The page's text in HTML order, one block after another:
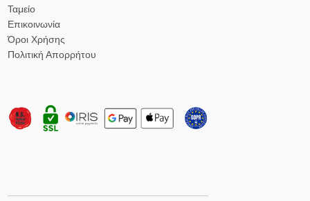
Ταμείο
Επικοινωνία
Όροι Χρήσης
Πολιτική Απορρήτου